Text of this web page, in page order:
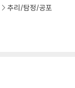
추리/탐정/공포